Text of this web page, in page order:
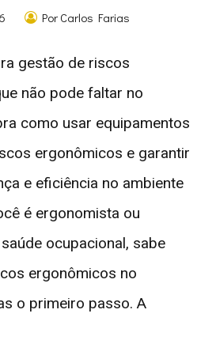
Por Carlos Farias
gestão de riscos
não pode faltar no
como usar equipamentos
ergonômicos e garantir
e eficiência no ambiente
é ergonomista ou
ocupacional, sabe
ergonômicos no
o primeiro passo. A